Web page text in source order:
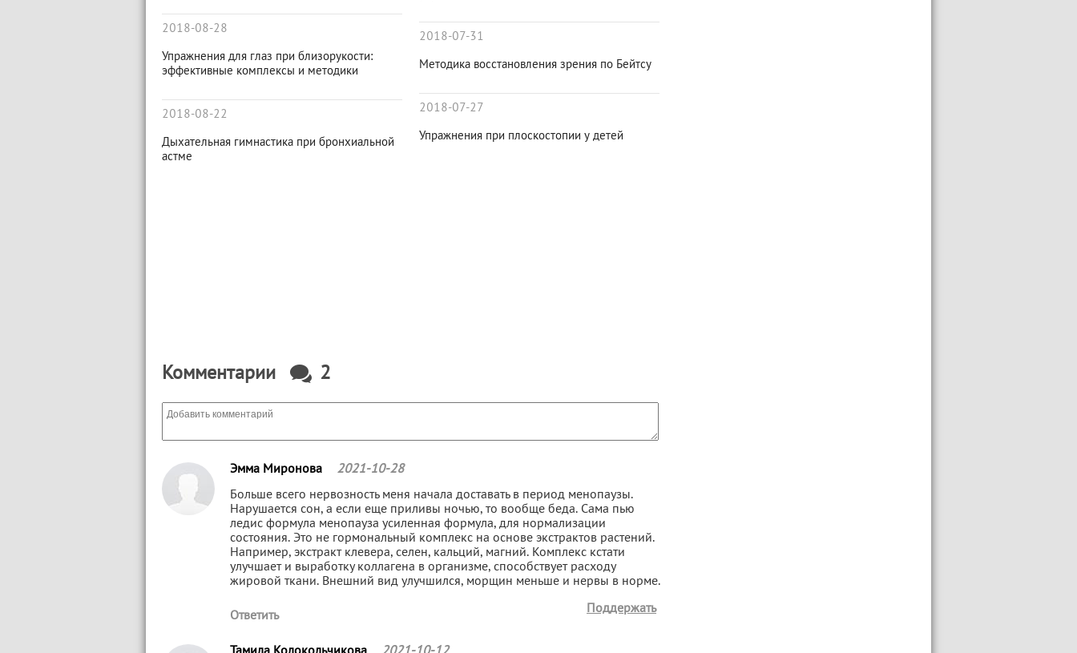
2018-08-28
Упражнения для глаз при близорукости:
эффективные комплексы и методики
2018-08-22
Дыхательная гимнастика при бронхиальной
астме
2018-07-31
Методика восстановления зрения по Бейтсу
2018-07-27
Упражнения при плоскостопии у детей
Комментарии 2
Эмма Миронова 2021-10-28
Больше всего нервозность меня начала доставать в период менопаузы.
Нарушается сон, а если еще приливы ночью, то вообще беда. Сама пью
ледис формула менопауза усиленная формула, для нормализации
состояния. Это не гормональный комплекс на основе экстрактов растений.
Например, экстракт клевера, селен, кальций, магний. Комплекс кстати
улучшает и выработку коллагена в организме, способствует расходу
жировой ткани. Внешний вид улучшился, морщин меньше и нервы в норме.
Ответить
Поддержать